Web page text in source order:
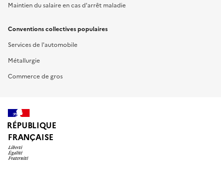
Maintien du salaire en cas d'arrêt maladie
Conventions collectives populaires
Services de l'automobile
Métallurgie
Commerce de gros
RÉPUBLIQUE
FRANÇAISE